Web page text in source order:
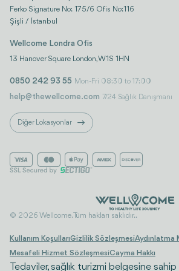
Ferko Signature No: 175/6 Ofis No:116
Şişli / İstanbul
Wellcome Londra Ofis
13 Hanover Square London, W1S 1HN
0850 242 93 55 Mon-Fri 08:30 to 17:00
help@thewellcome.com 7/24 Sağlık Danışmanı
Diğer Lokasyonlar
© 2026 Wellcome. Tüm hakları saklıdır..
Kullanım KoşullarıGizlilik SözleşmesiAydınlatma
Mesafeli Hizmet SözleşmesiCayma Hakkı
Tedaviler, sağlık turizmi belgesine sahip